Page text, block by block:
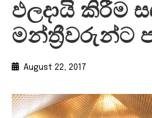
ඵලදායි කිරීම
මන්ත්‍රීවරුන්ට
August 22, 2017